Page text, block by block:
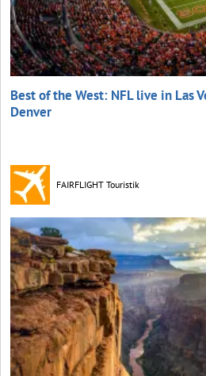
Best of the West: NFL live in Las
Denver
FAIRFLIGHT Touristik